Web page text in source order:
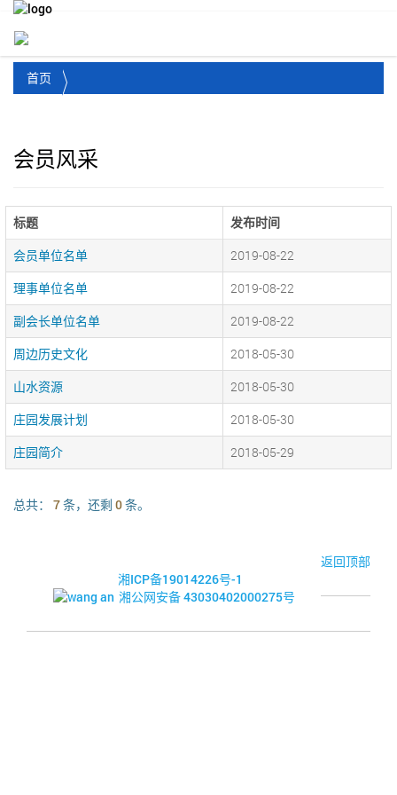
首页
会员风采
标题
发布时间
会员单位名单
2019-08-22
理事单位名单
2019-08-22
副会长单位名单
2019-08-22
周边历史文化
2018-05-30
山水资源
2018-05-30
庄园发展计划
2018-05-30
庄园简介
2018-05-29
总共： 7条，还剩 0条。
返回顶部
湘ICP备19014226号-1
湘公网安备 43030402000275号